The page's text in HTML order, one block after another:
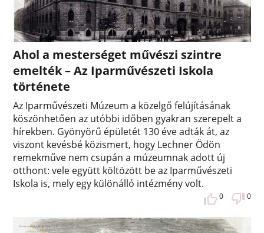
Ahol a mesterséget művészi szintre
emelték – Az Iparművészeti Iskola
története
Az Iparművészeti Múzeum a közelgő felújításának
köszönhetően az utóbbi időben gyakran szerepelt a
hírekben. Gyönyörű épületét 130 éve adták át, az
viszont kevésbé közismert, hogy Lechner Ödön
remekműve nem csupán a múzeumnak adott új
otthont: vele együtt költözött be az Iparművészeti
Iskola is, mely egy különálló intézmény volt.
0 0